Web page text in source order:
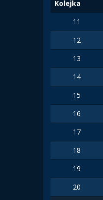
Kolejka
11
12
13
14
15
16
17
18
19
20